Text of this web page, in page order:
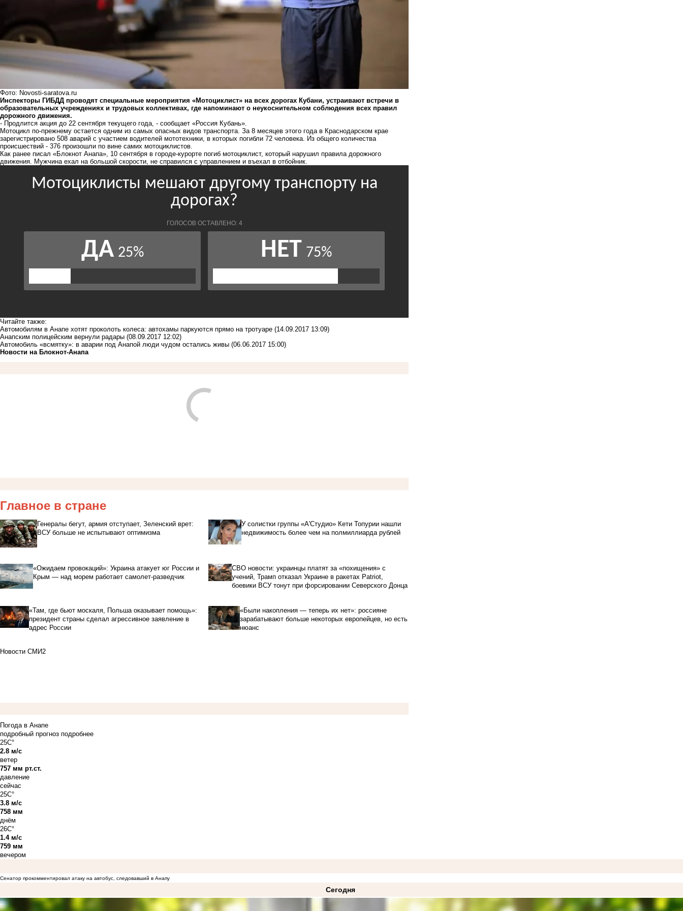
Фото: Novosti-saratova.ru
Инспекторы ГИБДД проводят специальные мероприятия «Мотоциклист» на всех дорогах Кубани, устраивают встречи в
образовательных учреждениях и трудовых коллективах, где напоминают о неукоснительном соблюдения всех правил
дорожного движения.
- Продлится акция до 22 сентября текущего года, - сообщает «Россия Кубань».
Мотоцикл по-прежнему остается одним из самых опасных видов транспорта. За 8 месяцев этого года в Краснодарском крае
зарегистрировано 508 аварий с участием водителей мототехники, в которых погибли 72 человека. Из общего количества
происшествий - 376 произошли по вине самих мотоциклистов.
Как ранее писал «Блокнот Анапа», 10 сентября в городе-курорте погиб мотоциклист, который нарушил правила дорожного
движения. Мужчина ехал на большой скорости, не справился с управлением и въехал в отбойник
Читайте также:
Автомобилям в Анапе хотят проколоть колеса: автохамы паркуются прямо на тротуаре (14.09.2017 13:09)
Анапским полицейским вернули радары (08.09.2017 12:02)
Автомобиль «всмятку»: в аварии под Анапой люди чудом остались живы (06.06.2017 15:00)
Новости на Блoкнoт-Анапа
Главное в стране
Генералы бегут, армия отступает, Зеленский врет:
ВСУ больше не испытывают оптимизма
У солистки группы «А'Студио» Кети Топурии нашли
недвижимость более чем на полмиллиарда рублей
«Ожидаем провокаций»: Украина атакует юг России и
Крым — над морем работает самолет-разведчик
СВО новости: украинцы платят за «похищения» с
учений, Трамп отказал Украине в ракетах Patriot,
боевики ВСУ тонут при форсировании Северского Донца
«Там, где бьют москаля, Польша оказывает помощь»:
президент страны сделал агрессивное заявление в
адрес России
«Были накопления — теперь их нет»: россияне
зарабатывают больше некоторых европейцев, но есть
нюанс
Новости СМИ2
Погода в Анапе
подробный прогноз подробнее
25C°
2.8 м/с
ветер
757 мм рт.ст.
давление
сейчас
25C°
3.8 м/с
758 мм
днём
26C°
1.4 м/с
759 мм
вечером
Сенатор прокомментировал атаку на автобус, следовавший в Анапу
Сегодня